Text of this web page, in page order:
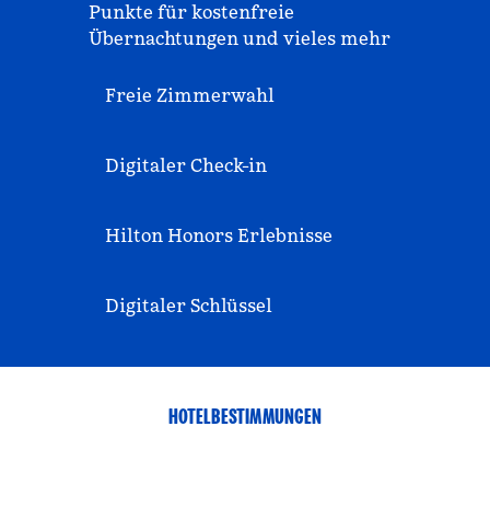
Punkte für kostenfreie
Übernachtungen und vieles mehr
Freie Zimmerwahl
Digitaler Check-in
Hilton Honors Erlebnisse
Digitaler Schlüssel
HOTELBESTIMMUNGEN